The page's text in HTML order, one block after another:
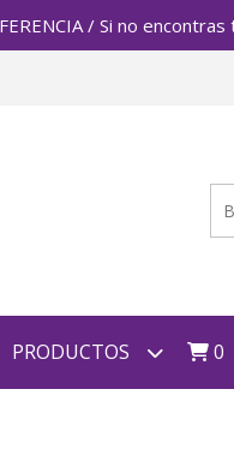
/ Si no
PRODUCTOS 0